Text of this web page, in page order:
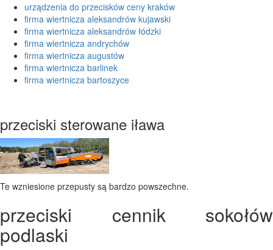
urządzenia do przecisków ceny kraków
firma wiertnicza aleksandrów kujawski
firma wiertnicza aleksandrów łódzki
firma wiertnicza andrychów
firma wiertnicza augustów
firma wiertnicza barlinek
firma wiertnicza bartoszyce
przeciski sterowane iława
Te wzniesione przepusty są bardzo powszechne.
przeciski cennik sokołów
podlaski